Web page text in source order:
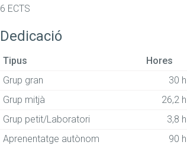
6 ECTS
Dedicació
Tipus
Hores
Grup gran
30 h
Grup mitjà
26,2 h
Grup petit/Laboratori
3,8 h
Aprenentatge autònom
90 h